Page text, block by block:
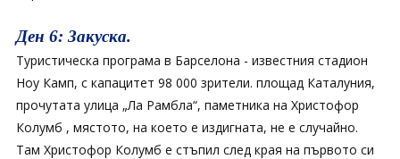
Ден 6: Закуска.
Туристическа програма в Барселона - известния стадион
Ноу Камп, с капацитет 98 000 зрители. площад Каталуния,
прочутата улица „Ла Рамбла“, паметника на Христофор
Колумб , мястото, на което е издигната, не е случайно.
Там Христофор Колумб е стъпил след края на първото си